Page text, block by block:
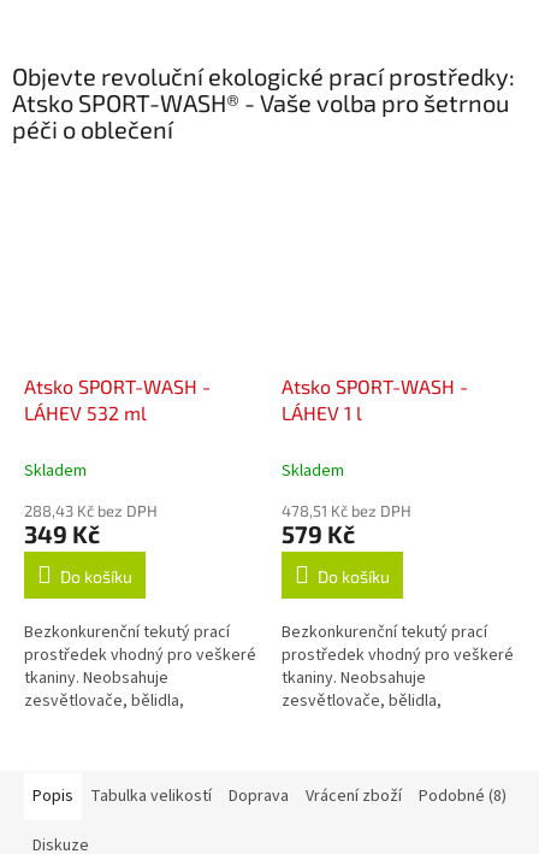
Objevte revoluční ekologické prací prostředky:
Atsko SPORT-WASH® - Vaše volba pro šetrnou
péči o oblečení
Atsko SPORT-WASH -
LÁHEV 532 ml
Skladem
288,43 Kč bez DPH
349 Kč
Do košíku
Bezkonkurenční tekutý prací
prostředek vhodný pro veškeré
tkaniny. Neobsahuje
zesvětlovače, bělidla,
Atsko SPORT-WASH -
LÁHEV 1 l
Skladem
478,51 Kč bez DPH
579 Kč
Do košíku
Bezkonkurenční tekutý prací
prostředek vhodný pro veškeré
tkaniny. Neobsahuje
zesvětlovače, bělidla,
Popis
Tabulka velikostí Doprava Vrácení zboží Podobné (8)
Diskuze